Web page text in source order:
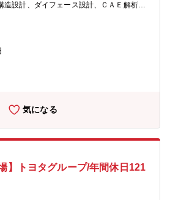
につなげ、また生産準備として車両工場に
するには高度な技術が求められます。 仲間
を見ると、大きな達成感とやりがいを感じ
気になる
】トヨタグループ/年間休日121